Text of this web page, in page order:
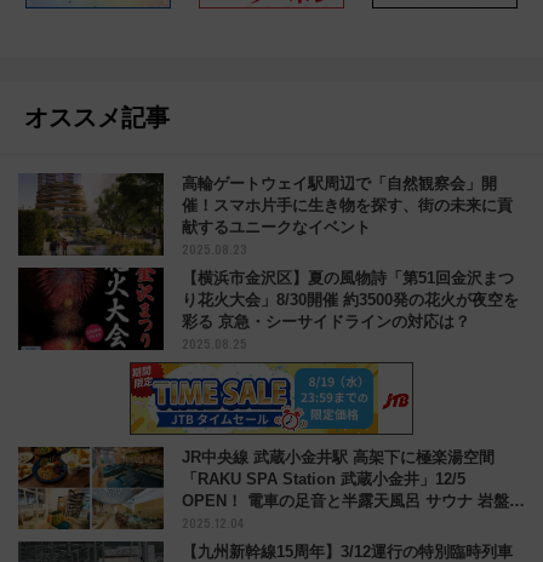
オススメ記事
高輪ゲートウェイ駅周辺で「自然観察会」開
催！スマホ片手に生き物を探す、街の未来に貢
献するユニークなイベント
2025.08.23
【横浜市金沢区】夏の風物詩「第51回金沢まつ
り花火大会」8/30開催 約3500発の花火が夜空を
彩る 京急・シーサイドラインの対応は？
2025.08.25
JR中央線 武蔵小金井駅 高架下に極楽湯空間
「RAKU SPA Station 武蔵小金井」12/5
OPEN！ 電車の足音と半露天風呂 サウナ 岩盤浴
レストラン コワーキングスペース オンもオフ
もここで何時間でも過ごせる♪
2025.12.04
【九州新幹線15周年】3/12運行の特別臨時列車